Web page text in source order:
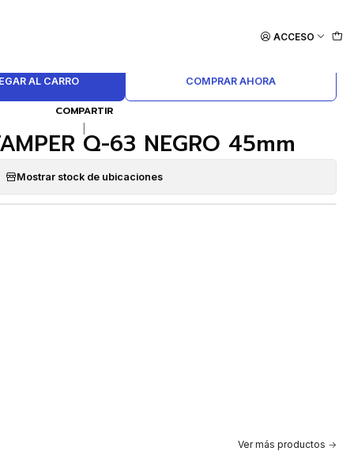
ACCESO
AL CARRO COMPRAR AHORA
COMPARTIR
Q-63 NEGRO 45mm
Mostrar stock de ubicaciones
Ver más productos